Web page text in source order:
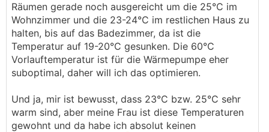
Räumen gerade noch ausgereicht um die 25°C im
Wohnzimmer und die 23-24°C im restlichen Haus zu
halten, bis auf das Badezimmer, da ist die
Temperatur auf 19-20°C gesunken. Die 60°C
Vorlauftemperatur ist für die Wärmepumpe eher
suboptimal, daher will ich das optimieren.
Und ja, mir ist bewusst, dass 23°C bzw. 25°C sehr
warm sind, aber meine Frau ist diese Temperaturen
gewohnt und da habe ich absolut keinen